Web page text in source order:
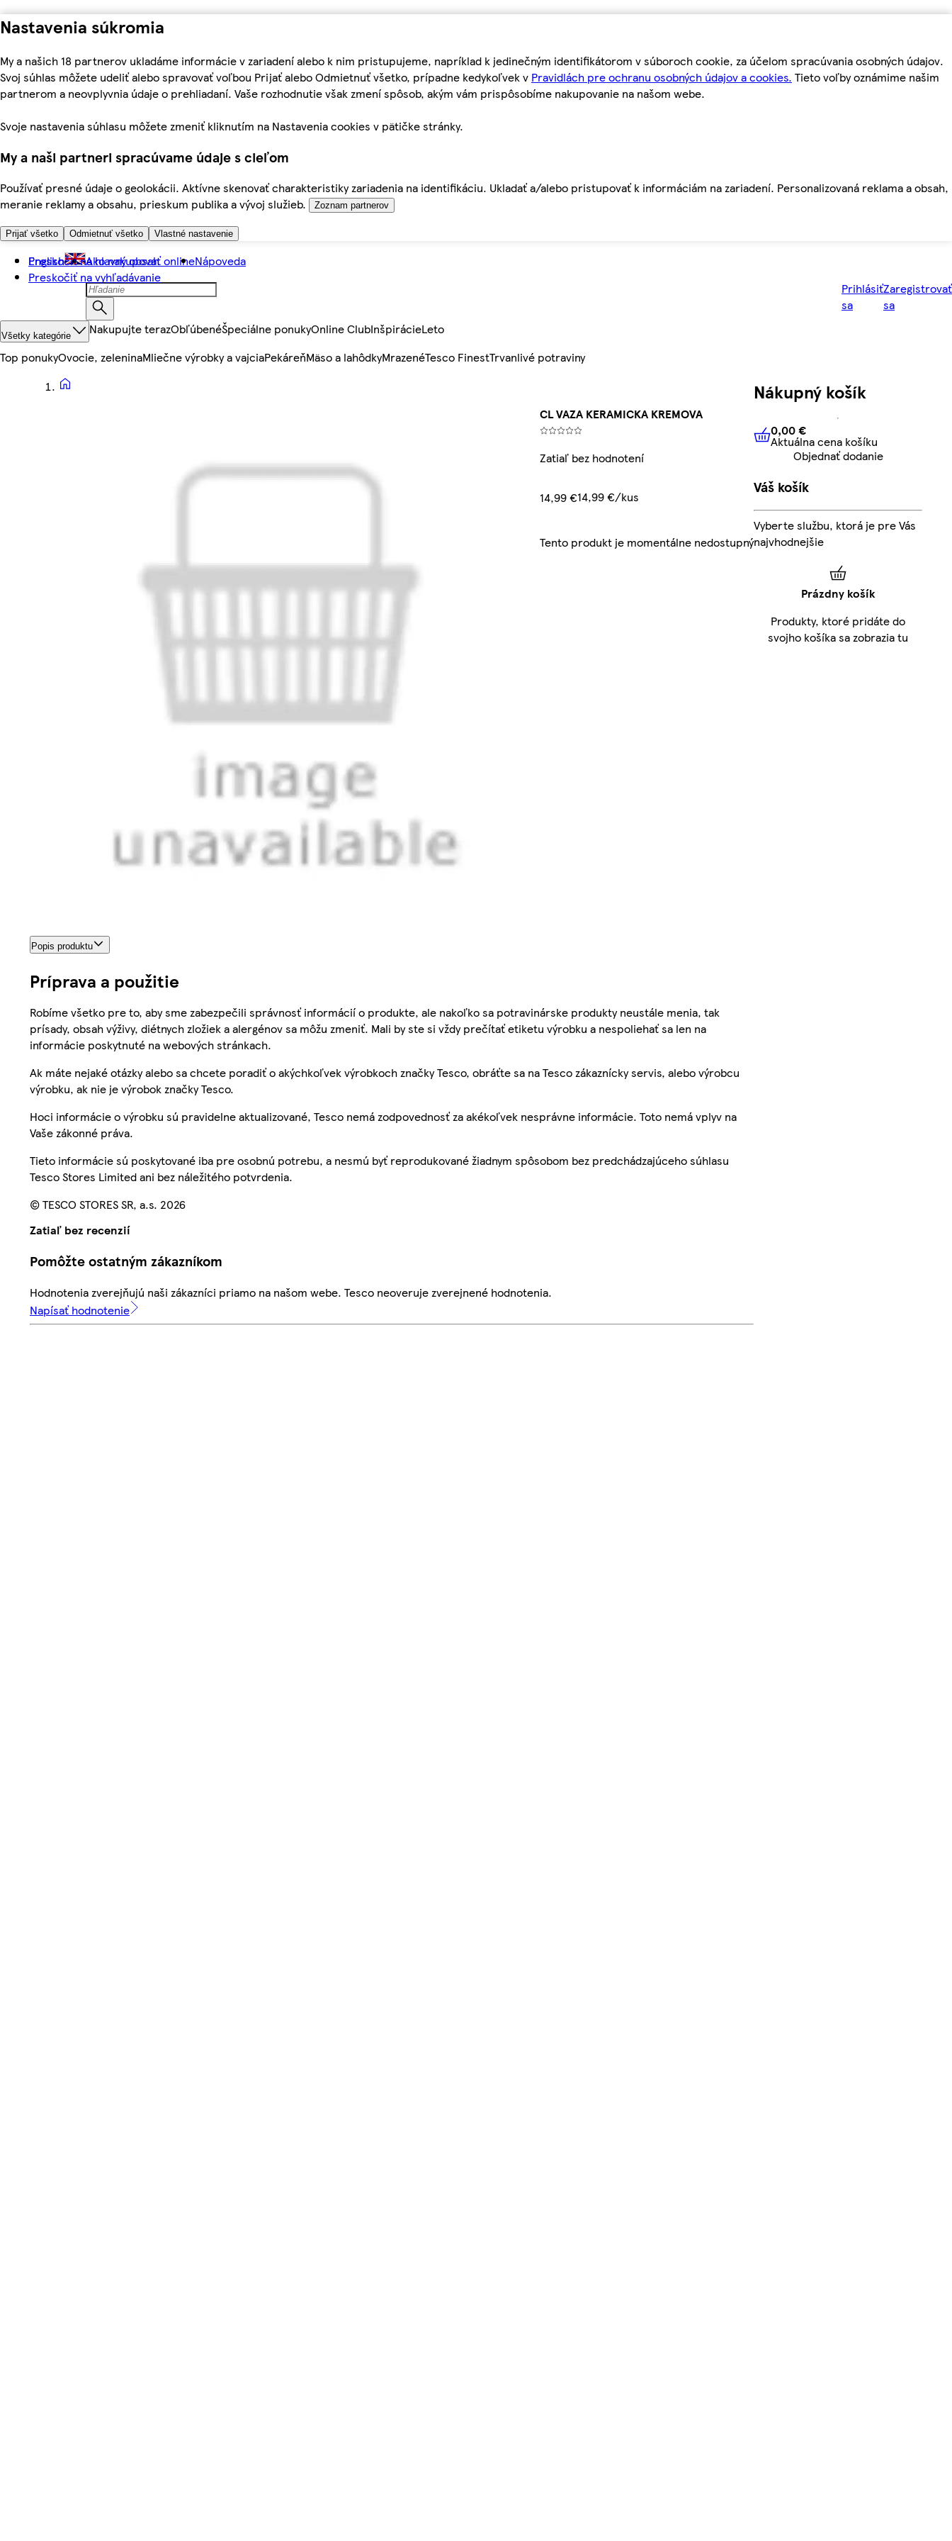
Nastavenia súkromia
My a našich 18 partnerov ukladáme informácie v zariadení alebo k nim pristupujeme, napríklad k jedinečným identifikátorom v súboroch cookie, za účelom spracúvania osobných údajov.
Svoj súhlas môžete udeliť alebo spravovať voľbou Prijať alebo Odmietnuť všetko, prípadne kedykoľvek v Pravidlách pre ochranu osobných údajov a cookies. Tieto voľby oznámime našim
partnerom a neovplyvnia údaje o prehliadaní. Vaše rozhodnutie však zmení spôsob, akým vám prispôsobíme nakupovanie na našom webe.
Svoje nastavenia súhlasu môžete zmeniť kliknutím na Nastavenia cookies v pätičke stránky.
My a naši partneri spracúvame údaje s cieľom
Používať presné údaje o geolokácii. Aktívne skenovať charakteristiky zariadenia na identifikáciu. Ukladať a/alebo pristupovať k informáciám na zariadení. Personalizovaná reklama a obsah,
meranie reklamy a obsahu, prieskum publika a vývoj služieb.
Zoznam partnerov
Prijať všetko Odmietnuť všetko Vlastné nastavenie
Preskočiť na hlavný obsah
Preskočiť na vyhľadávanie
English Ako nakupovať onlineNápoveda
Prihlásiť
sa
Zaregistrovať
sa
Všetky kategórie Nakupujte terazObľúbenéŠpeciálne ponukyOnline ClubInšpirácieLeto
Top ponukyOvocie, zeleninaMliečne výrobky a vajciaPekáreňMäso a lahôdkyMrazenéTesco FinestTrvanlivé potraviny
CL VAZA KERAMICKA KREMOVA
Zatiaľ bez hodnotení
14,99 €14,99 €/kus
Tento produkt je momentálne nedostupný
Popis produktu
Príprava a použitie
Robíme všetko pre to, aby sme zabezpečili správnosť informácií o produkte, ale nakoľko sa potravinárske produkty neustále menia, tak
prísady, obsah výživy, diétnych zložiek a alergénov sa môžu zmeniť. Mali by ste si vždy prečítať etiketu výrobku a nespoliehať sa len na
informácie poskytnuté na webových stránkach.
Ak máte nejaké otázky alebo sa chcete poradiť o akýchkoľvek výrobkoch značky Tesco, obráťte sa na Tesco zákaznícky servis, alebo výrobcu
výrobku, ak nie je výrobok značky Tesco.
Hoci informácie o výrobku sú pravidelne aktualizované, Tesco nemá zodpovednosť za akékoľvek nesprávne informácie. Toto nemá vplyv na
Vaše zákonné práva.
Tieto informácie sú poskytované iba pre osobnú potrebu, a nesmú byť reprodukované žiadnym spôsobom bez predchádzajúceho súhlasu
Tesco Stores Limited ani bez náležitého potvrdenia.
© TESCO STORES SR, a.s. 2026
Zatiaľ bez recenzií
Pomôžte ostatným zákazníkom
Hodnotenia zverejňujú naši zákazníci priamo na našom webe. Tesco neoveruje zverejnené hodnotenia.
Napísať hodnotenie
Nákupný košík
0,00 € Aktuálna cena košíku
0,00 €
Aktuálna cena košíku
Objednať dodanie
Váš košík
Vyberte službu, ktorá je pre Vás
najvhodnejšie
Prázdny košík
Produkty, ktoré pridáte do
svojho košíka sa zobrazia tu